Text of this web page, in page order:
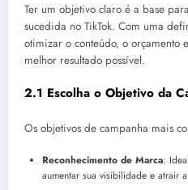
Ter um objetivo claro é a base
sucedida no TikTok. Com uma
otimizar o conteúdo, o orçamento
melhor resultado possível.
2.1 Escolha o Objetivo da
Os objetivos de campanha mais
Reconhecimento de Marca:
aumentar sua visibilidade e atrair